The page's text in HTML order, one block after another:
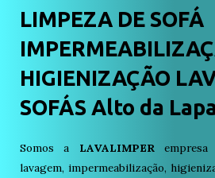
LIMPEZA DE SOFÁ
HIGIENIZAÇÃO
SOFÁS Alto da Lapa
Somos a LAVALIMPERempresa
lavagem, impermeabilização,